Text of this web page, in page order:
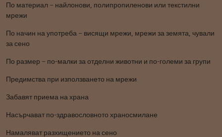
По материал – найлонови, полипропиленови или текстилни
мрежи
По начин на употреба – висящи мрежи, мрежи за земята, чували
за сено
По размер – по-малки за отделни животни и по-големи за групи
Предимства при използването на мрежи
Забавят приема на храна
Насърчават по-здравословното храносмилане
Намаляват разхищението на сено